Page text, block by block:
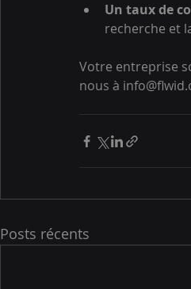
Un taux de
recherche et
Votre entreprise
nous à
Posts récents